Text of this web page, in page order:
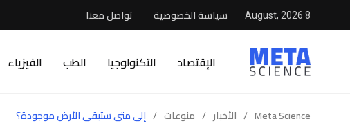
8 August, 2026 سياسة الخصوصية تواصل معنا
الإقتصاد التكنولوجيا الطب الفيزياء
Meta Science
/ الأخبار / منوعات / إلى متى ستبقى الأرض موجودة؟